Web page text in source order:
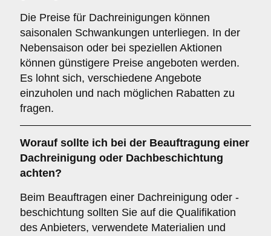
Die Preise für Dachreinigungen können
saisonalen Schwankungen unterliegen. In der
Nebensaison oder bei speziellen Aktionen
können günstigere Preise angeboten werden.
Es lohnt sich, verschiedene Angebote
einzuholen und nach möglichen Rabatten zu
fragen.
Worauf sollte ich bei der Beauftragung einer
Dachreinigung oder Dachbeschichtung
achten?
Beim Beauftragen einer Dachreinigung oder -
beschichtung sollten Sie auf die Qualifikation
des Anbieters, verwendete Materialien und